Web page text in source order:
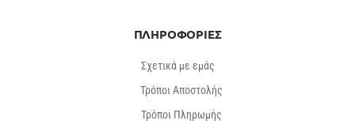
ΠΛΗΡΟΦΟΡΙΕΣ
Σχετικά με εμάς
Τρόποι Αποστολής
Τρόποι Πληρωμής